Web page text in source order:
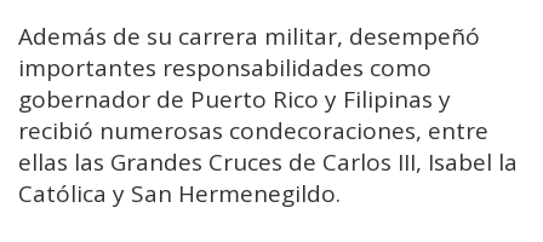
Además de su carrera militar, desempeñó
importantes responsabilidades como
gobernador de Puerto Rico y Filipinas y
recibió numerosas condecoraciones, entre
ellas las Grandes Cruces de Carlos III, Isabel la
Católica y San Hermenegildo.